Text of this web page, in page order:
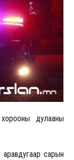
хорооны дулааны
сарын